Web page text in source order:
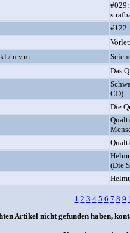
#029:
#122:
/ u.v.m.
Das
CD)
Die
(Die
1 2 3 4 5 6 7 8 9
Artikel nicht gefunden haben,